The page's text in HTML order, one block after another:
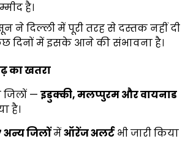
है।
ने दिल्ली में पूरी तरह से दस्तक नहीं दी
दिनों में इसके आने की संभावना है।
का खतरा
— इडुक्की,मलप्पुरम और वायनाड
है।
अन्य जिलोंमेंऑरेंज अलर्टभी जारी किया